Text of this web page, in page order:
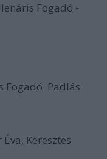
Fogadó -
 Padlás
Keresztes